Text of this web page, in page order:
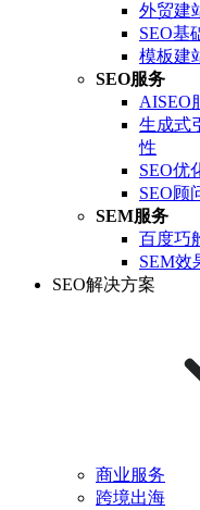
外贸建
SEO基
模板建
SEO服务
AISEO
生成式
性
SEO优
SEO顾
SEM服务
百度巧
SEM效
SEO解决方案
商业服务
跨境出海